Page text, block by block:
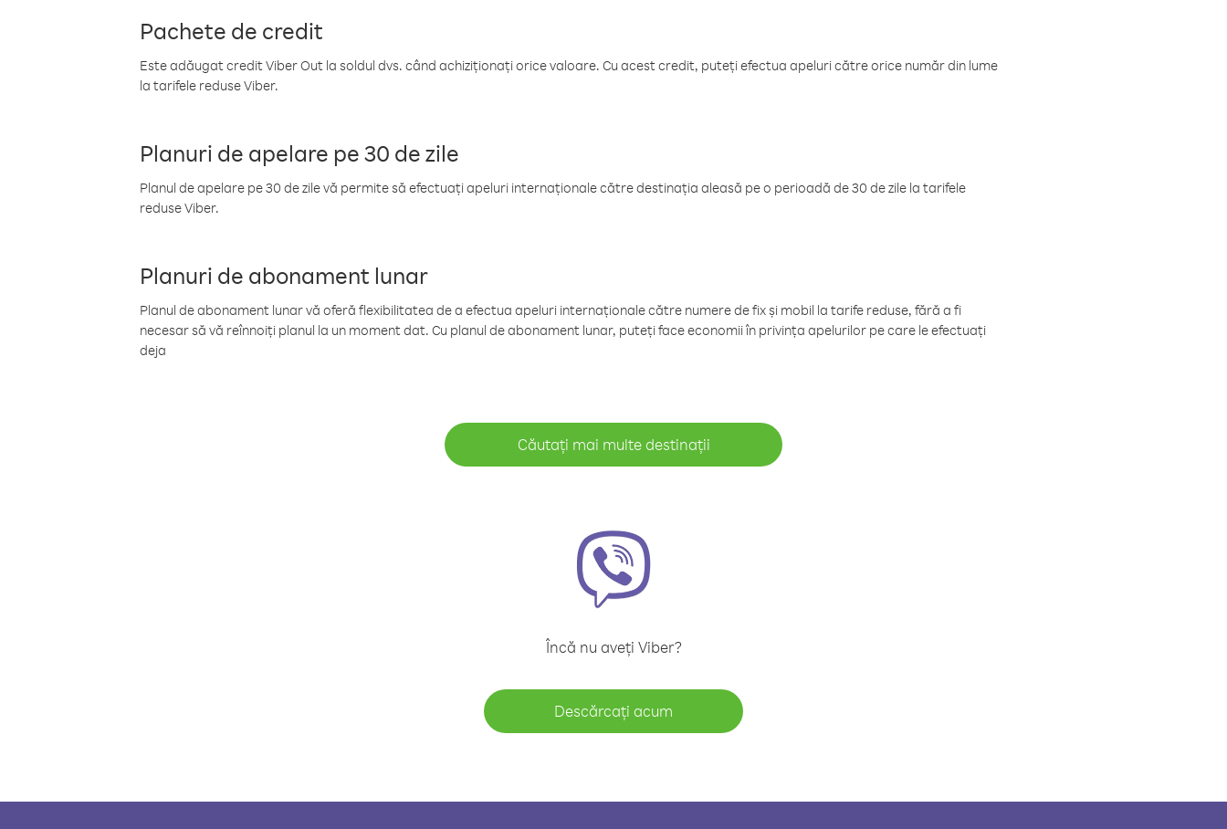
Pachete de credit
Este adăugat credit Viber Out la soldul dvs. când achiziționați orice valoare. Cu acest credit, puteți efectua apeluri către orice număr din lume
la tarifele reduse Viber.
Planuri de apelare pe 30 de zile
Planul de apelare pe 30 de zile vă permite să efectuați apeluri internaționale către destinația aleasă pe o perioadă de 30 de zile la tarifele
reduse Viber.
Planuri de abonament lunar
Planul de abonament lunar vă oferă flexibilitatea de a efectua apeluri internaționale către numere de fix și mobil la tarife reduse, fără a fi
necesar să vă reînnoiți planul la un moment dat. Cu planul de abonament lunar, puteți face economii în privința apelurilor pe care le efectuați
deja
Căutați mai multe destinații
Încă nu aveți Viber?
Descărcați acum